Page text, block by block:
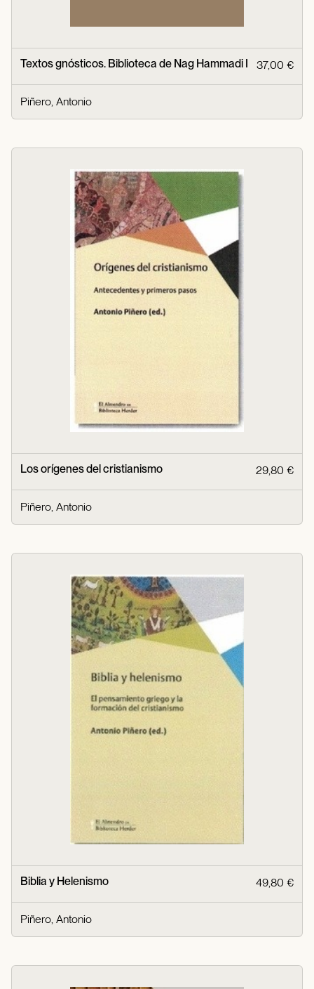
Textos gnósticos. Biblioteca de Nag Hammadi I 37,00 €
Piñero, Antonio
Los orígenes del cristianismo 29,80 €
Piñero, Antonio
Biblia y Helenismo 49,80 €
Piñero, Antonio